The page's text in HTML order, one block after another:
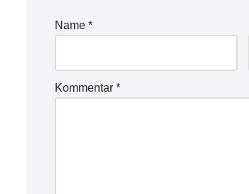
Name *
Kommentar *